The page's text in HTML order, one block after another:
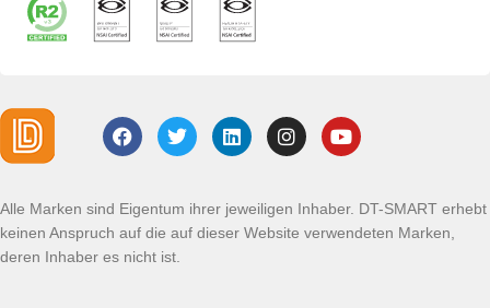
Alle Marken sind Eigentum ihrer jeweiligen Inhaber. DT-SMART erhebt
keinen Anspruch auf die auf dieser Website verwendeten Marken,
deren Inhaber es nicht ist.